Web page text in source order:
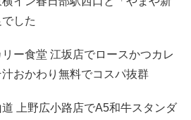
した
リー食堂 江坂店でロースかつカレ
おかわり無料でコスパ抜群
道 上野広小路店でA5和牛スタンダ